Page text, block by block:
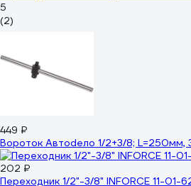
5
(2)
449 ₽
Вороток Автоdело 1/2+3/8; L=250мм,
202 ₽
Переходник 1/2"-3/8" INFORCE 11-01-